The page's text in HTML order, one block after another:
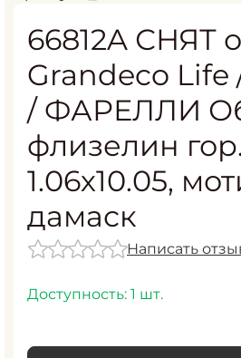
66812A СНЯТ
Grandeco Life
/ ФАРЕЛЛИ
флизелин
1.06х10.05,
дамаск
Написать
Доступность: 1 шт.